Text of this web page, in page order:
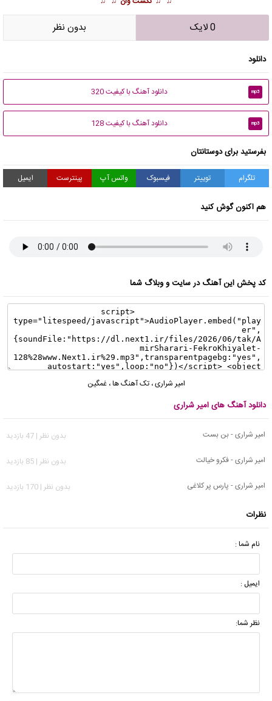
0 لایک بدون نظر
دانلود
mp3 دانلود آهنگ با کیفیت 320
mp3 دانلود آهنگ با کیفیت 128
بفرستید برای دوستانتان
تلگرام توییتر فیسبوک واتس آپ پینترست ایمیل
هم اکنون گوش کنید
کد پخش این آهنگ در سایت و وبلاگ شما
امیر شراری،تک آهنگ ها،غمگین
دانلود آهنگ های امیر شراری
امیر شراری - بن بست
بدون نظر | 47 بازدید
امیر شراری - فکرو خیالت
بدون نظر | 85 بازدید
امیر شراری - پارس پر کلاغی
بدون نظر | 170 بازدید
نظرات
نام شما :
ایمیل :
نظر شما: